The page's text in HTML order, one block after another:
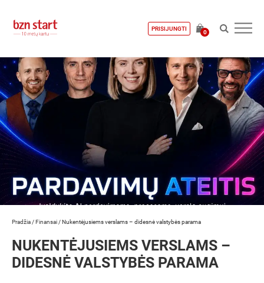
PRISIJUNGTI
0
Pradžia /Finansai /Nukentėjusiems verslams – didesnė valstybės parama
NUKENTĖJUSIEMS VERSLAMS –
DIDESNĖ VALSTYBĖS PARAMA